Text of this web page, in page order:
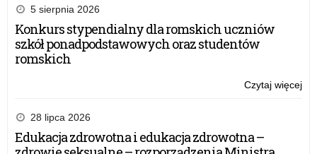
5 sierpnia 2026
Konkurs stypendialny dla romskich uczniów
szkół ponadpodstawowych oraz studentów
romskich
Czytaj więcej
28 lipca 2026
Edukacja zdrowotna i edukacja zdrowotna –